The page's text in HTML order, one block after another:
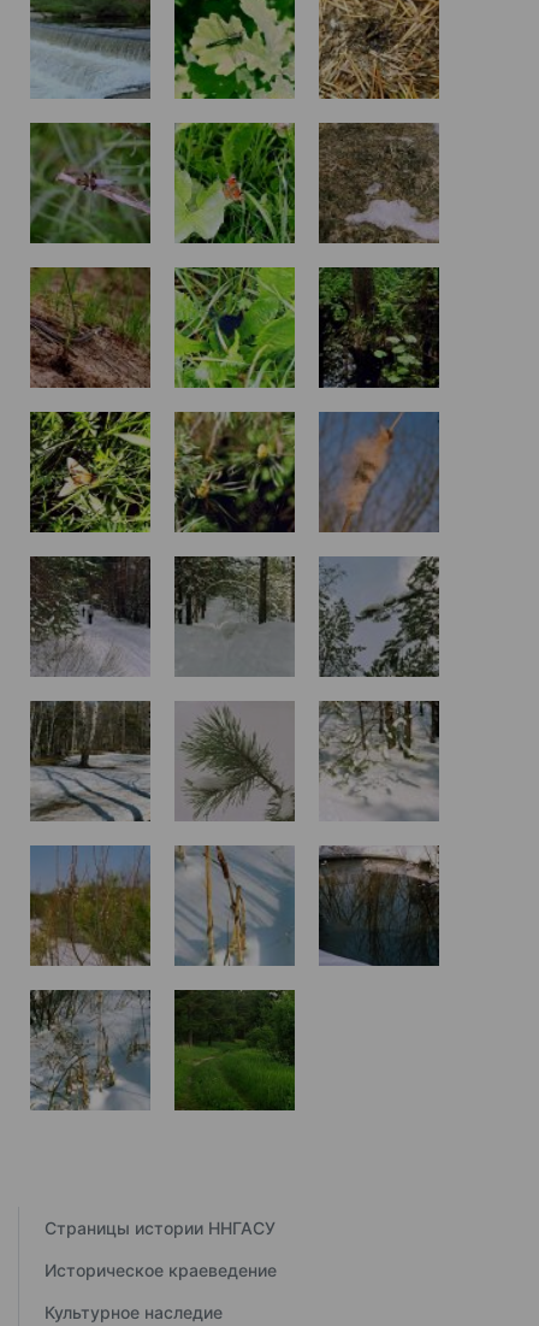
Страницы истории ННГАСУ
Историческое краеведение
Культурное наследие